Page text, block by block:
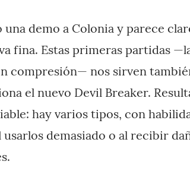
una demo a Colonia y parece
fina. Estas primeras partidas
compresión— nos sirven
el nuevo Devil Breaker.
hay varios tipos, con
demasiado o al recibir